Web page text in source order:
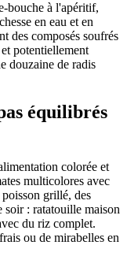
bouche à l'apéritif,
en eau et en
des composés soufrés
potentiellement
douzaine de radis
équilibrés
colorée et
multicolores avec
grillé, des
soir : ratatouille maison
du riz complet.
ou de mirabelles en